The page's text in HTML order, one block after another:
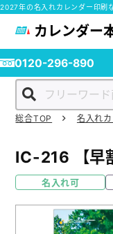
2027年の名入れカレンダー印刷
カレンダー
0120-296-890
ご利用ガイド
総合TOP 名入れ
IC-216 【
名入れ可